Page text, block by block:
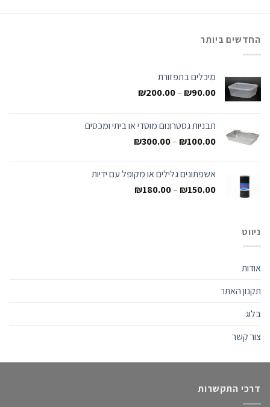
החדשים ביותר
מיכלים בתפזורת
₪90.00
–
₪200.00
תבניות גסטרונום מוסדי או ביתי ומכסים
₪100.00
–
₪300.00
אשפתונים גלילים או מקופל עם ידיות
₪150.00
–
₪180.00
ניווט
אודות
תקנון האתר
בלוג
צור קשר
דרכי התקשרות